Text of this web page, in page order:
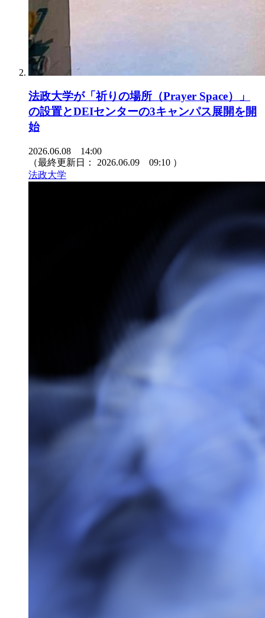
法政大学が「祈りの場所（Prayer Space）」
の設置とDEIセンターの3キャンパス展開を開
始
2026.06.08 14:00
（最終更新日： 2026.06.09 09:10 ）
法政大学